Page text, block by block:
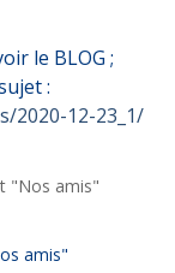
le BLOG ;
:
2020-12-23_1/
"Nos amis"
amis"